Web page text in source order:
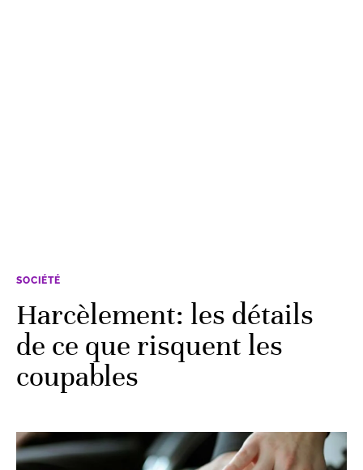
SOCIÉTÉ
Harcèlement: les détails
de ce que risquent les
coupables